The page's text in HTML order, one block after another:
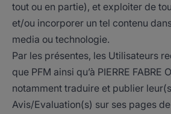
tout ou en partie), et exploiter de
et/ou incorporer un tel contenu
media ou technologie.
Par les présentes, les Utilisateurs
que PFM ainsi qu’à PIERRE FABRE
notamment traduire et publier
Avis/Evaluation(s) sur ses pages